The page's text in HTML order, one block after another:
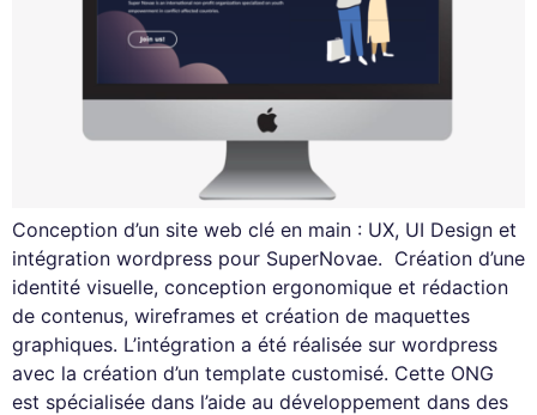
Conception d’un site web clé en main : UX, UI Design et
intégration wordpress pour SuperNovae. Création d’une
identité visuelle, conception ergonomique et rédaction
de contenus, wireframes et création de maquettes
graphiques. L’intégration a été réalisée sur wordpress
avec la création d’un template customisé. Cette ONG
est spécialisée dans l’aide au développement dans des